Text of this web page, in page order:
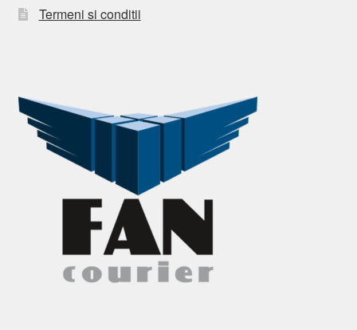
Termeni si conditii